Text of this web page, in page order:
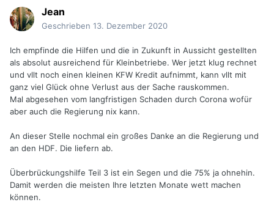
Jean
Geschrieben 13. Dezember 2020
Ich empfinde die Hilfen und die in Zukunft in Aussicht gestellten
als absolut ausreichend für Kleinbetriebe. Wer jetzt klug rechnet
und vllt noch einen kleinen KFW Kredit aufnimmt, kann vllt mit
ganz viel Glück ohne Verlust aus der Sache rauskommen.
Mal abgesehen vom langfristigen Schaden durch Corona wofür
aber auch die Regierung nix kann.
An dieser Stelle nochmal ein großes Danke an die Regierung und
an den HDF. Die liefern ab.
Überbrückungshilfe Teil 3 ist ein Segen und die 75% ja ohnehin.
Damit werden die meisten Ihre letzten Monate wett machen
können.